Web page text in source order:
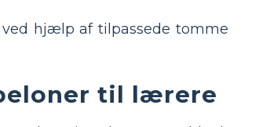
hjælp af tilpassede tomme
til lærere